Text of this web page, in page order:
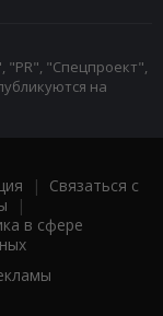
"Спецпроект",
на
| Связаться с
|
в сфере